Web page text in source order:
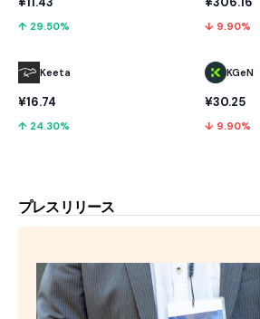
↑ 29.50%
Keeta
¥16.74
↑ 24.30%
↓ 9.90%
KGeN
¥30.25
↓ 9.90%
プレスリリース